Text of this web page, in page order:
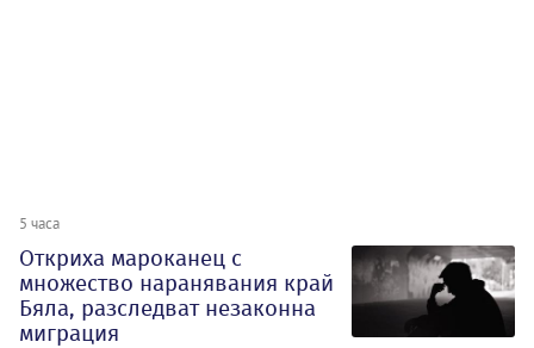
5 часа
Откриха мароканец с
множество наранявания край
Бяла, разследват незаконна
миграция